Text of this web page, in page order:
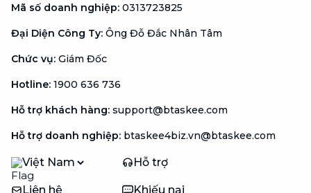
Mã số doanh nghiệp: 0313723825
Đại Diện Công Ty: Ông Đỗ Đắc Nhân Tâm
Chức vụ: Giám Đốc
Hotline: 1900 636 736
Hỗ trợ khách hàng: support@btaskee.com
Hỗ trợ doanh nghiệp: btaskee4biz.vn@btaskee.com
Việt Nam Hỗ trợ
Liên hệ Khiếu nại